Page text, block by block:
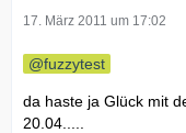
17. März 2011 um 17:02
fuzzytest
da haste ja Glück mit
20.04.....